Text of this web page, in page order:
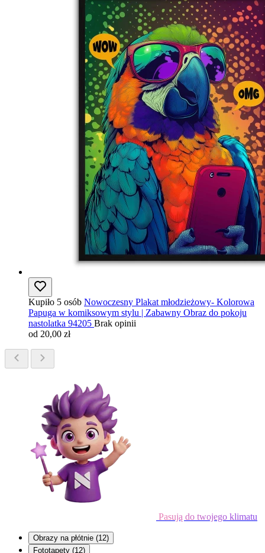
Kupiło 5 osób Nowoczesny Plakat młodzieżowy- Kolorowa
Papuga w komiksowym stylu | Zabawny Obraz do pokoju
nastolatka 94205 Brak opinii
od 20,00 zł
Pasują do twojego klimatu
Obrazy na płótnie (12)
Fototapety (12)